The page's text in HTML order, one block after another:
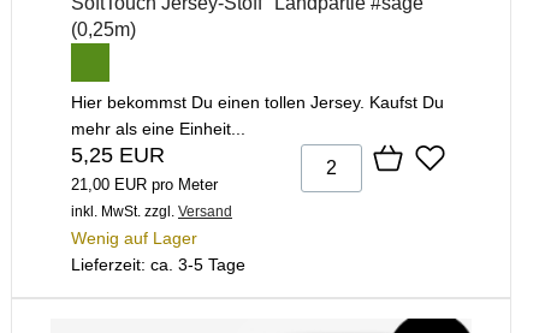
(0,25m)
Hier bekommst Du einen tollen Jersey. Kaufst Du
mehr als eine Einheit...
5,25 EUR
21,00 EUR pro Meter
inkl. MwSt. zzgl. Versand
Wenig auf Lager
Lieferzeit: ca. 3-5 Tage